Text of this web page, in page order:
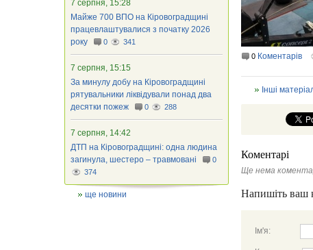
0 Коментарів
Інші
Коментарі
Ще нема
Напишіть ваш
Ім'я:
7 серпня, 15:28
Майже 700 ВПО на Кіровоградщині
працевлаштувалися з початку 2026
року
0 341
7 серпня, 15:15
За минулу добу на Кіровоградщині
рятувальники ліквідували понад два
десятки пожеж
0 288
7 серпня, 14:42
ДТП на Кіровоградщині: одна людина
загинула, шестеро – травмовані
0
374
ще новини